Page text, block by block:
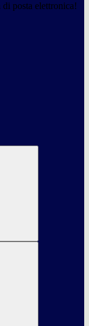
posta elettronica!